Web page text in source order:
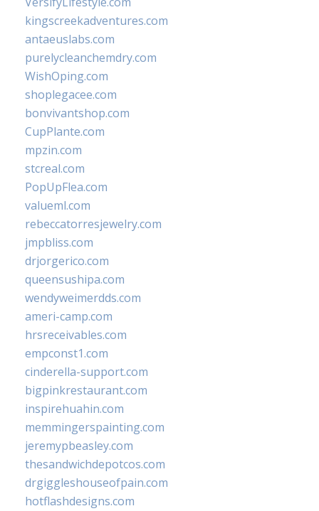
kingscreekadventures.com
antaeuslabs.com
purelycleanchemdry.com
WishOping.com
shoplegacee.com
bonvivantshop.com
CupPlante.com
mpzin.com
stcreal.com
PopUpFlea.com
valueml.com
rebeccatorresjewelry.com
jmpbliss.com
drjorgerico.com
queensushipa.com
wendyweimerdds.com
ameri-camp.com
hrsreceivables.com
empconst1.com
cinderella-support.com
bigpinkrestaurant.com
inspirehuahin.com
memmingerspainting.com
jeremypbeasley.com
thesandwichdepotcos.com
drgiggleshouseofpain.com
hotflashdesigns.com